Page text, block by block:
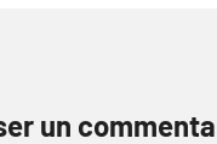
un